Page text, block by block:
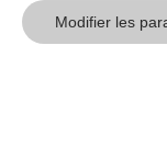
sur
Modifier les